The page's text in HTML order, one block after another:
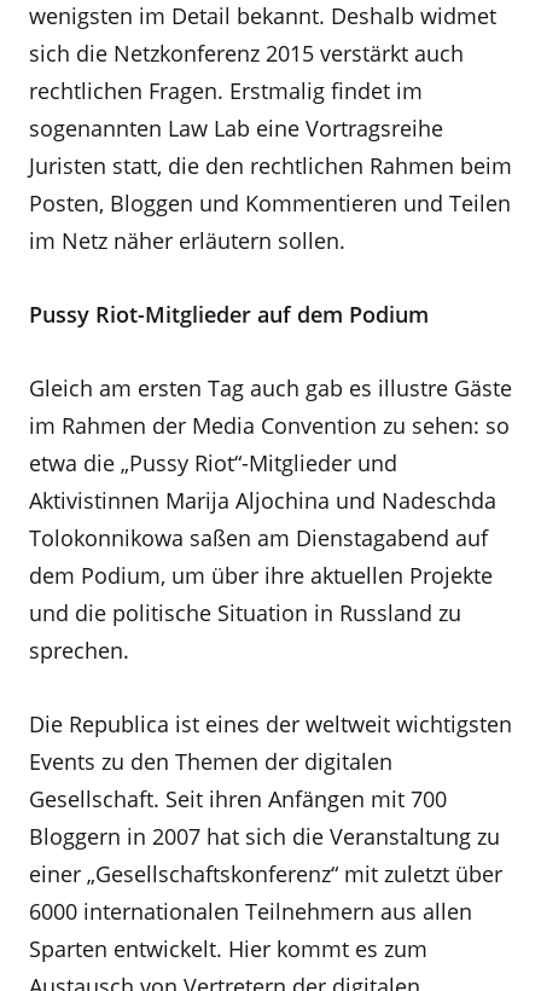
wenigsten im Detail bekannt. Deshalb widmet
sich die Netzkonferenz 2015 verstärkt auch
rechtlichen Fragen. Erstmalig findet im
sogenannten Law Lab eine Vortragsreihe
Juristen statt, die den rechtlichen Rahmen beim
Posten, Bloggen und Kommentieren und Teilen
im Netz näher erläutern sollen.
Pussy Riot-Mitglieder auf dem Podium
Gleich am ersten Tag auch gab es illustre Gäste
im Rahmen der Media Convention zu sehen: so
etwa die „Pussy Riot“-Mitglieder und
Aktivistinnen Marija Aljochina und Nadeschda
Tolokonnikowa saßen am Dienstagabend auf
dem Podium, um über ihre aktuellen Projekte
und die politische Situation in Russland zu
sprechen.
Die Republica ist eines der weltweit wichtigsten
Events zu den Themen der digitalen
Gesellschaft. Seit ihren Anfängen mit 700
Bloggern in 2007 hat sich die Veranstaltung zu
einer „Gesellschaftskonferenz“ mit zuletzt über
6000 internationalen Teilnehmern aus allen
Sparten entwickelt. Hier kommt es zum